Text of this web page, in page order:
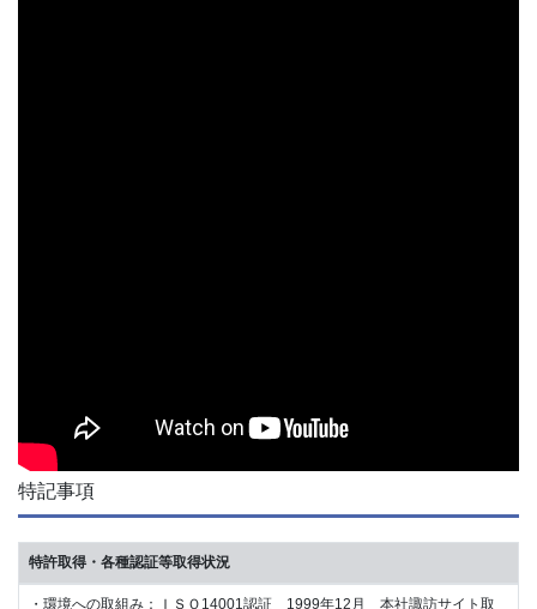
特記事項
特許取得・各種認証等取得状況
・環境への取組み：ＩＳＯ14001認証 1999年12月 本社諏訪サイト取